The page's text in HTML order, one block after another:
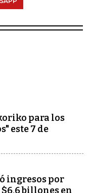
para los
este 7 de
ingresos por
billones en